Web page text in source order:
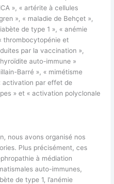
», « artérite à cellules
», « maladie de Behçet »,
de type 1 », « anémie
thrombocytopénie et
par la vaccination »,
auto-immune »
Barré », « mimétisme
activation par effet de
» et « activation polyclonale
nous avons organisé nos
Plus précisément, ces
à médiation
auto-immunes,
de type 1, l’anémie